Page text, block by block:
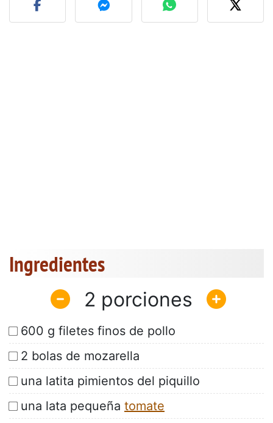
Ingredientes
2
600 g filetes finos de pollo
2 bolas de mozarella
una latita pimientos del piquillo
una lata pequeña tomate